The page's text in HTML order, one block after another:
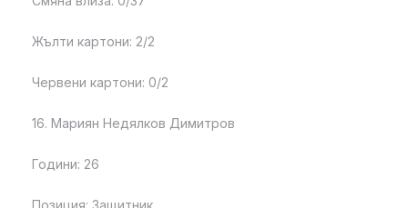
Жълти картони: 2/2
Червени картони: 0/2
16. Мариян Недялков Димитров
Години: 26
Позиция: Защитник